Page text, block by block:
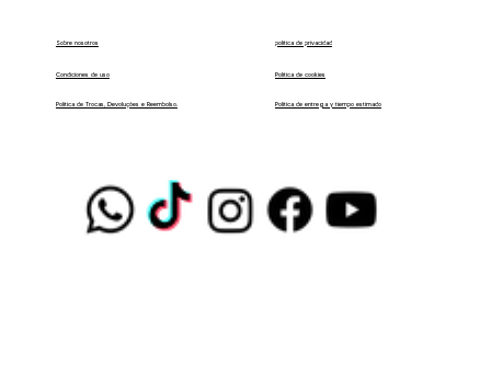
Sobre nosotros
Condiciones de uso
Política de Trocas, Devoluções e Reembolso. Política de entrega y tiempo estimado
Política de cookies
política de privacidad